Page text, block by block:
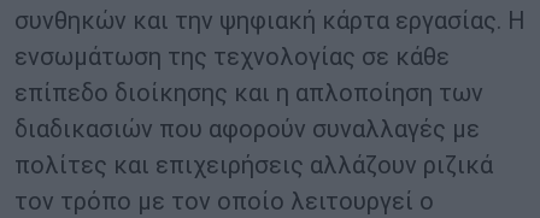
συνθηκών και την ψηφιακή κάρτα εργασίας. Η
ενσωμάτωση της τεχνολογίας σε κάθε
επίπεδο διοίκησης και η απλοποίηση των
διαδικασιών που αφορούν συναλλαγές με
πολίτες και επιχειρήσεις αλλάζουν ριζικά
τον τρόπο με τον οποίο λειτουργεί ο